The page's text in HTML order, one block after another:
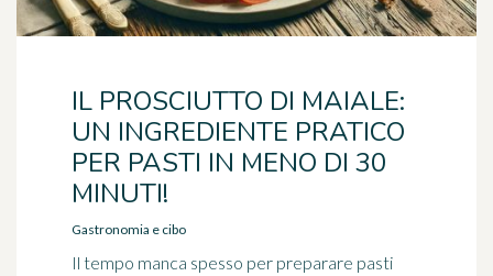
IL PROSCIUTTO DI MAIALE:
UN INGREDIENTE PRATICO
PER PASTI IN MENO DI 30
MINUTI!
Gastronomia e cibo
Il tempo manca spesso per preparare pasti